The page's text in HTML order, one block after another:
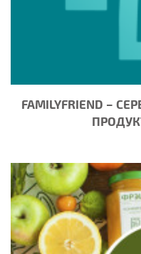
FAMILYFRIEND –